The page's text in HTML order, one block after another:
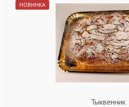
НОВИНКА
Тыквенник